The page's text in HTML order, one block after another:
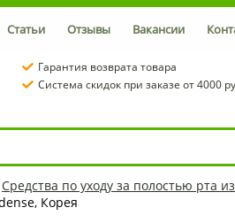
Статьи Отзывы Вакансии
Гарантия возврата товара
Система скидок при заказе от 4000
Средства по уходу за полостью рта
Корея